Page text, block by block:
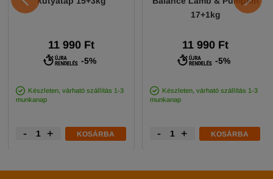
11 990 Ft
-5%
Készleten, várható szállítás 1-3
munkanap
- + KOSÁRBA
17+1kg
11 990 Ft
-5%
Készleten, várható szállítás 1-3
munkanap
- + KOSÁRBA